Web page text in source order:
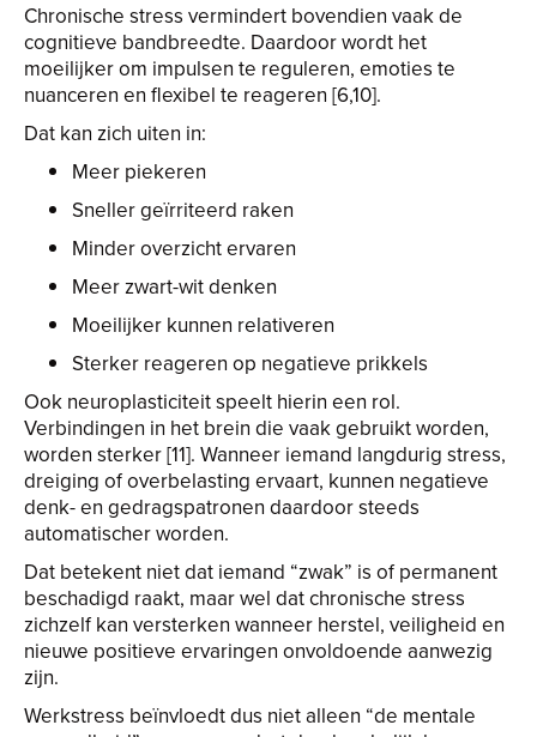
Chronische stress vermindert bovendien vaak de
cognitieve bandbreedte. Daardoor wordt het
moeilijker om impulsen te reguleren, emoties te
nuanceren en flexibel te reageren [6,10].
Dat kan zich uiten in:
Meer piekeren
Sneller geïrriteerd raken
Minder overzicht ervaren
Meer zwart-wit denken
Moeilijker kunnen relativeren
Sterker reageren op negatieve prikkels
Ook neuroplasticiteit speelt hierin een rol.
Verbindingen in het brein die vaak gebruikt worden,
worden sterker [11]. Wanneer iemand langdurig stress,
dreiging of overbelasting ervaart, kunnen negatieve
denk- en gedragspatronen daardoor steeds
automatischer worden.
Dat betekent niet dat iemand “zwak” is of permanent
beschadigd raakt, maar wel dat chronische stress
zichzelf kan versterken wanneer herstel, veiligheid en
nieuwe positieve ervaringen onvoldoende aanwezig
zijn.
Werkstress beïnvloedt dus niet alleen “de mentale